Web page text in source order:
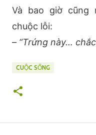
Và bao giờ cũng
chuộc lỗi:
– “Trứng này…
CUỘC SỐNG